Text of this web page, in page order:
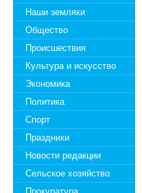
Наши земляки
Общество
Происшествия
Культура и искусство
Экономика
Политика
Спорт
Праздники
Новости редакции
Сельское хозяйство